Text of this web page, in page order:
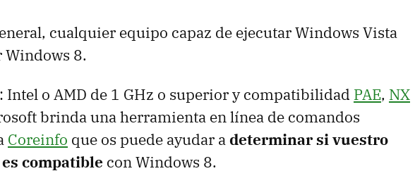
cualquier equipo capaz de ejecutar Windows Vista
Windows 8.
: Intel o AMD de 1 GHz o superior y compatibilidad PAE, NX
brinda una herramienta en línea de comandos
Coreinfo que os puede ayudar adeterminar si vuestro
compatible con Windows 8.